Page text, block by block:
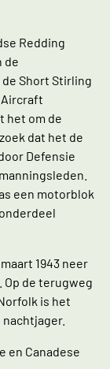
Redding
de
Short Stirling
het om de
dat het de
Defensie
een motorblok
1943 neer
Op de terugweg
is het
en Canadese